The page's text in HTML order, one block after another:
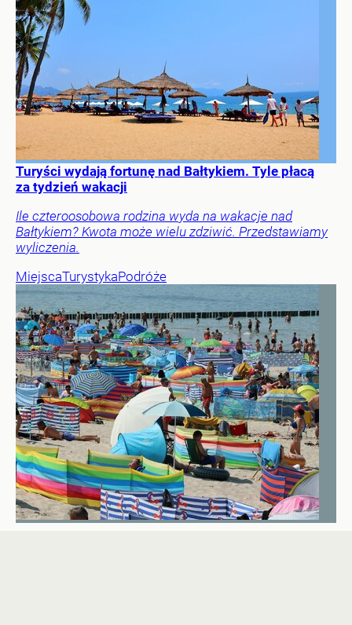
Turyści wydają fortunę nad Bałtykiem. Tyle płacą
za tydzień wakacji
Ile czteroosobowa rodzina wyda na wakacje nad
Bałtykiem? Kwota może wielu zdziwić. Przedstawiamy
wyliczenia.
MiejscaTurystykaPodróże